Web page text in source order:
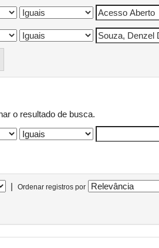
o resultado de busca.
| Ordenar registros por